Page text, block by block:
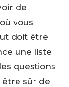
de
vous
doit être
une liste
questions
être sûr de